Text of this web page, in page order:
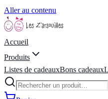
Aller au contenu
Accueil
Produits
Listes de cadeauxBons cadeaux